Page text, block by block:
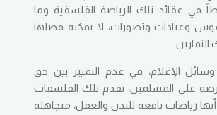
في عقائد تلك الرياضة الفلسفية وما
وعبادات وتصورات، لا يمكنه فصلها
الإعلام، في عدم التمييز بين حق
على المسلمين، تقدم تلك الفلسفات
رياضات نافعة للبدن والعقل، متجاهلة